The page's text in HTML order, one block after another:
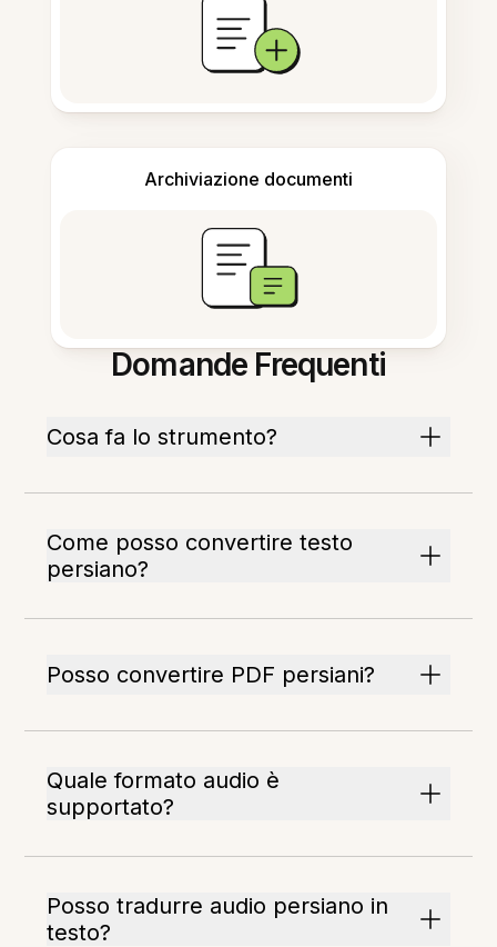
Archiviazione documenti
Domande Frequenti
Cosa fa lo strumento?
Come posso convertire testo
persiano?
Posso convertire PDF persiani?
Quale formato audio è
supportato?
Posso tradurre audio persiano in
testo?